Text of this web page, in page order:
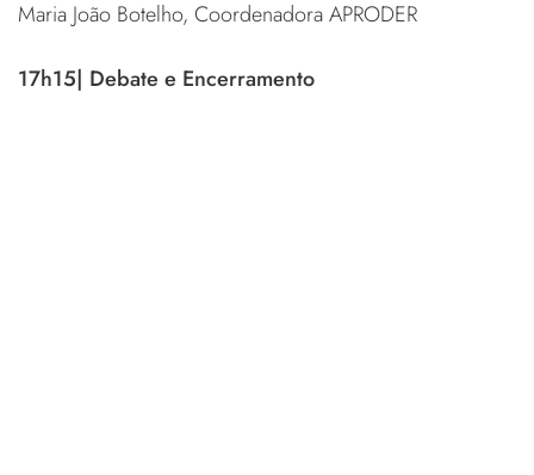
Maria João Botelho, Coordenadora APRODER
17h15| Debate e Encerramento